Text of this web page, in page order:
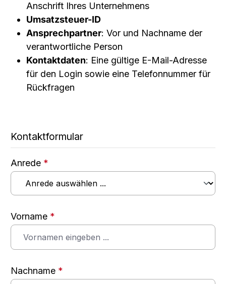
Anschrift Ihres Unternehmens
Umsatzsteuer-ID
Ansprechpartner: Vor und Nachname der
verantwortliche Person
Kontaktdaten: Eine gültige E-Mail-Adresse
für den Login sowie eine Telefonnummer für
Rückfragen
Kontaktformular
Anrede *
Vorname *
Nachname *